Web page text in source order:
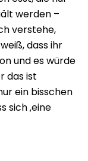
werden –
verstehe,
dass ihr
und es würde
das ist
ein bisschen
sich ‚eine